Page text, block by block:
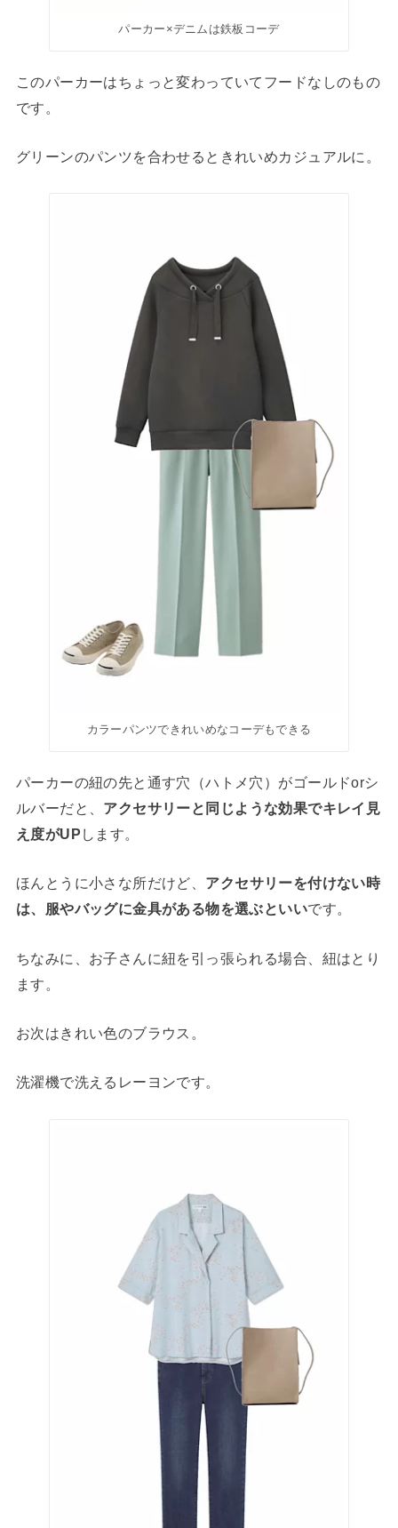
パーカー×デニムは鉄板コーデ
このパーカーはちょっと変わっていてフードなしのもの
です。
グリーンのパンツを合わせるときれいめカジュアルに。
カラーパンツできれいめなコーデもできる
パーカーの紐の先と通す穴（ハトメ穴）がゴールドorシ
ルバーだと、 アクセサリーと同じような効果でキレイ見
え度がUP します。
ほんとうに小さな所だけど、 アクセサリーを付けない時
は、服やバッグに金具がある物を選ぶといいです。
ちなみに、お子さんに紐を引っ張られる場合、紐はとり
ます。
お次はきれい色のブラウス。
洗濯機で洗えるレーヨンです。